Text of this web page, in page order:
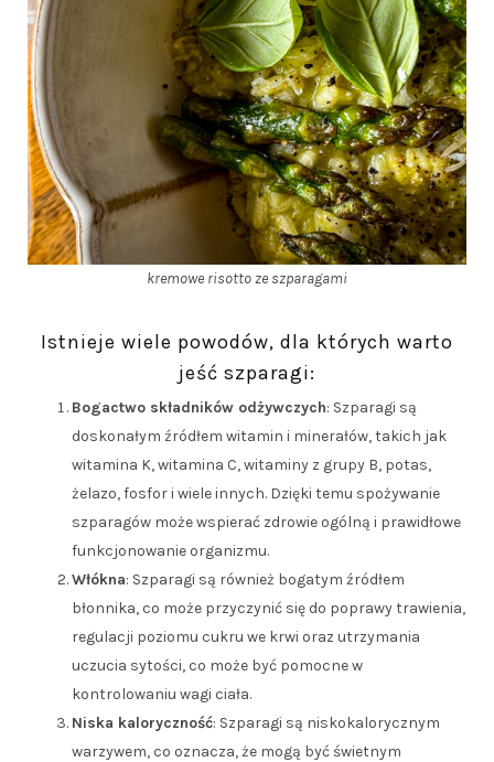
kremowe risotto ze szparagami
Istnieje wiele powodów, dla których warto
jeść szparagi:
Bogactwo składników odżywczych: Szparagi są
doskonałym źródłem witamin i minerałów, takich jak
witamina K, witamina C, witaminy z grupy B, potas,
żelazo, fosfor i wiele innych. Dzięki temu spożywanie
szparagów może wspierać zdrowie ogólną i prawidłowe
funkcjonowanie organizmu.
Włókna: Szparagi są również bogatym źródłem
błonnika, co może przyczynić się do poprawy trawienia,
regulacji poziomu cukru we krwi oraz utrzymania
uczucia sytości, co może być pomocne w
kontrolowaniu wagi ciała.
Niska kaloryczność: Szparagi są niskokalorycznym
warzywem, co oznacza, że ​​mogą być świetnym